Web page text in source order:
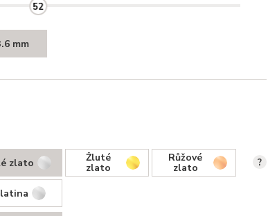
52
mm
zlato Žluté
zlato
Růžové
zlato
?